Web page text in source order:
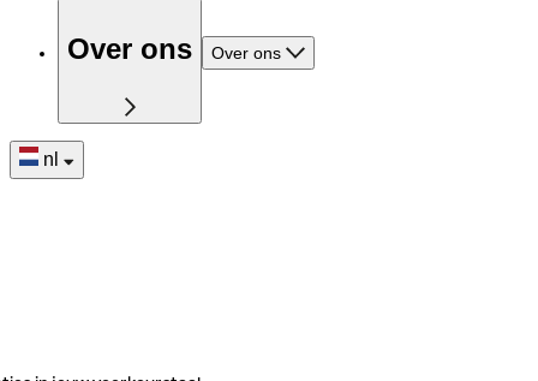
Over ons Over ons
nl